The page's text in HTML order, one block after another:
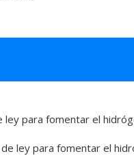
ley para fomentar el